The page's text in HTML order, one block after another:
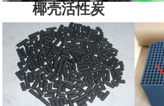
椰壳活性炭